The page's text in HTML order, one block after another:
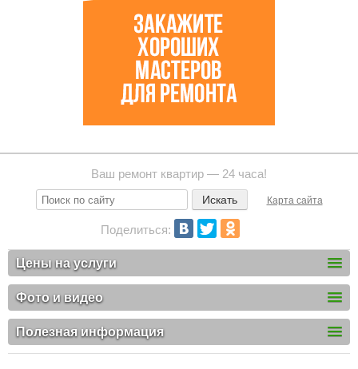
Ваш ремонт квартир — 24 часа!
Карта сайта
Поделиться:
Цены на услуги
Фото и видео
Полезная информация